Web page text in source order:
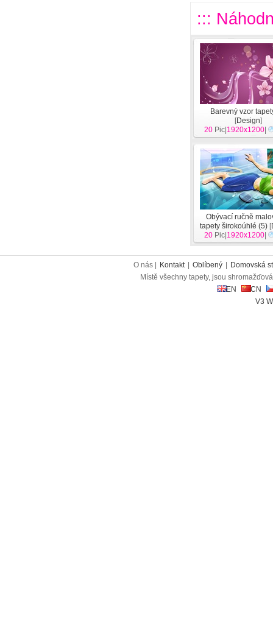
:::
Barevný vzor
[Design]
20 Pic| 1920x1200
Obývací ručně
tapety širokoúhlé (5) [
20 Pic| 1920x1200
O nás | Kontakt Oblíbený
Domovská
Místě všechny tapety, jsou
EN
CN
V3